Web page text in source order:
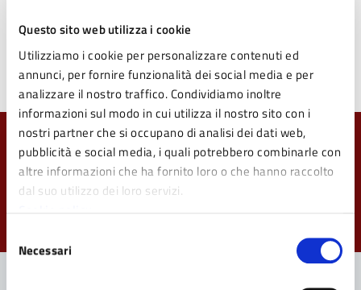
Questo sito web utilizza i cookie
Utilizziamo i cookie per personalizzare contenuti ed
annunci, per fornire funzionalità dei social media e per
analizzare il nostro traffico. Condividiamo inoltre
informazioni sul modo in cui utilizza il nostro sito con i
nostri partner che si occupano di analisi dei dati web,
pubblicità e social media, i quali potrebbero combinarle con
altre informazioni che ha fornito loro o che hanno raccolto
dal suo utilizzo dei loro servizi.
delNecessari
prevenzione e messa in sicurezza”.
Quanto sono chiare le informazioni su questa
pagina?